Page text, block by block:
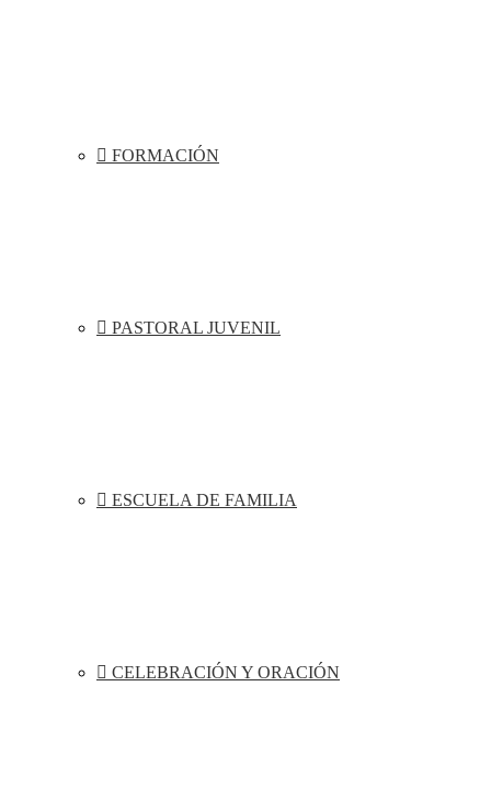
FORMACIÓN
PASTORAL JUVENIL
ESCUELA DE FAMILIA
CELEBRACIÓN Y ORACIÓN